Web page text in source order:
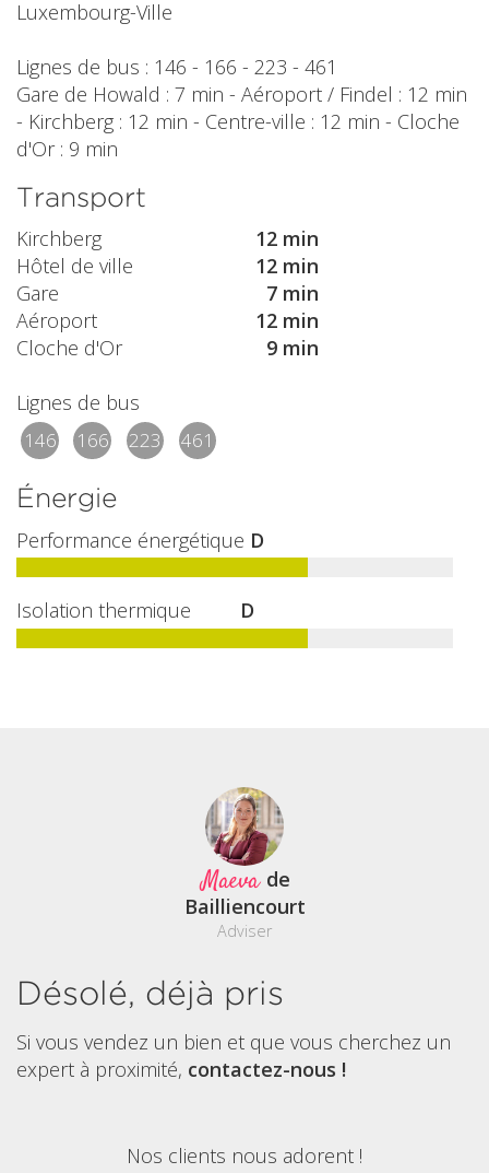
Luxembourg-Ville
Lignes de bus : 146 - 166 - 223 - 461
Gare de Howald : 7 min - Aéroport / Findel : 12 min
- Kirchberg : 12 min - Centre-ville : 12 min - Cloche
d'Or : 9 min
Transport
Kirchberg
12 min
Hôtel de ville
12 min
Gare
7 min
Aéroport
12 min
Cloche d'Or
9 min
Lignes de bus
146 166 223 461
Énergie
Performance énergétique D
Isolation thermique D
Maeva de
Bailliencourt
Adviser
Désolé, déjà pris
Si vous vendez un bien et que vous cherchez un
expert à proximité, contactez-nous !
Nos clients nous adorent !